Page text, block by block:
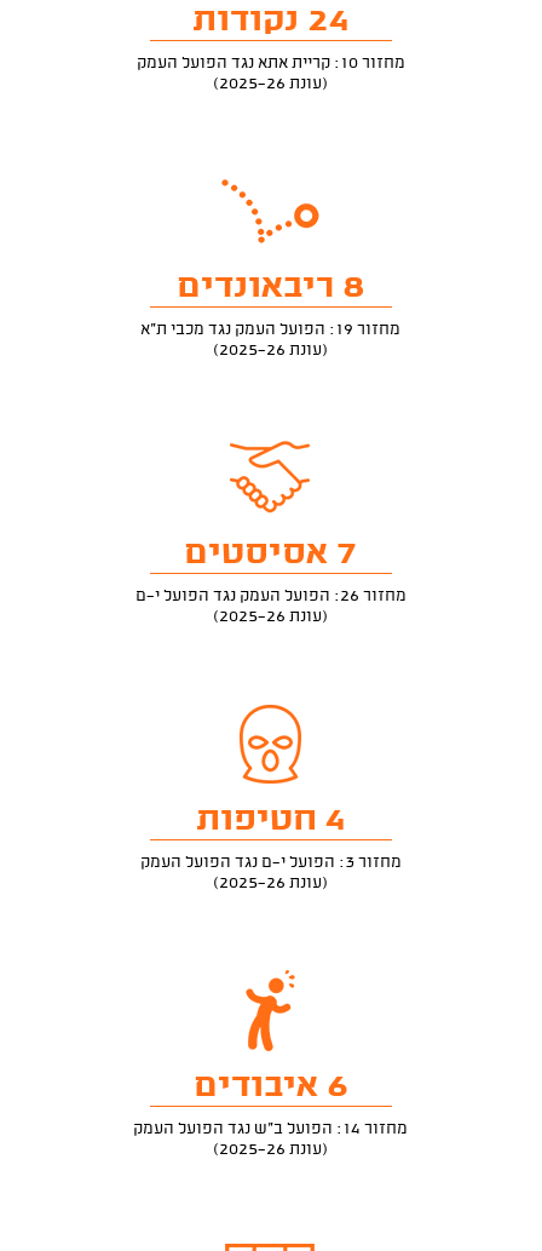
24 נקודות
מחזור 10: קריית אתא נגד הפועל העמק
(עונת 2025-26)
8 ריבאונדים
מחזור 19: הפועל העמק נגד מכבי ת"א
(עונת 2025-26)
7 אסיסטים
מחזור 26: הפועל העמק נגד הפועל י-ם
(עונת 2025-26)
4 חטיפות
מחזור 3: הפועל י-ם נגד הפועל העמק
(עונת 2025-26)
6 איבודים
מחזור 14: הפועל ב"ש נגד הפועל העמק
(עונת 2025-26)